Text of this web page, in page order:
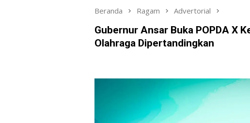
Beranda Ragam Advertorial
Gubernur Ansar Buka POPDA X
Olahraga Dipertandingkan